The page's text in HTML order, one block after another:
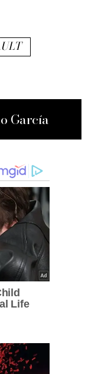
García